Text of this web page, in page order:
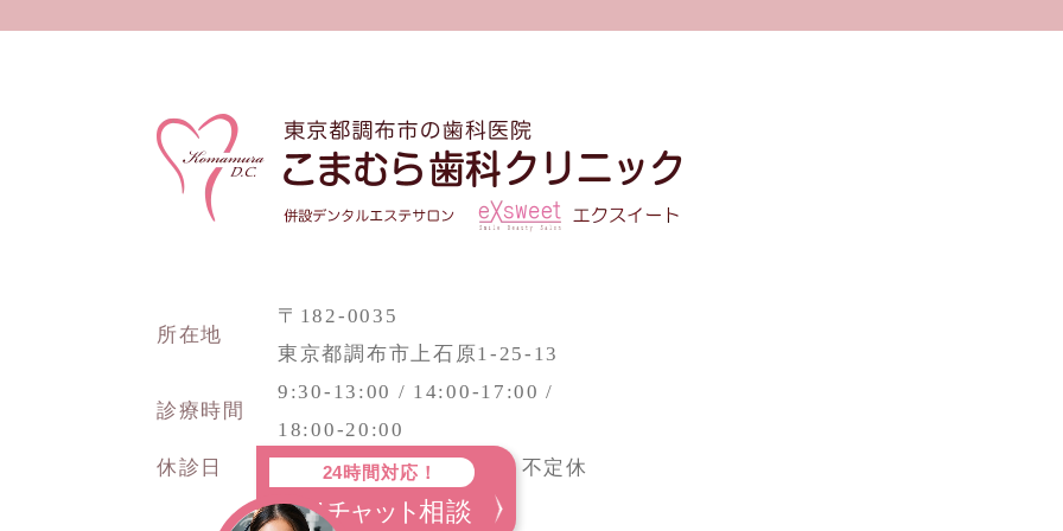
24時間対応！
AIチャット相談
所在地
〒182-0035
東京都調布市上石原1-25-13
診療時間
9:30-13:00 / 14:00-17:00 /
18:00-20:00
休診日
日曜・祝祭日 水・土 不定休